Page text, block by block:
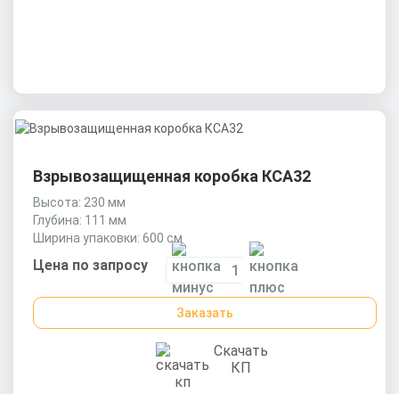
Взрывозащищенная коробка КСА32
Высота: 230 мм
Глубина: 111 мм
Ширина упаковки: 600 см
Цена по запросу
Заказать
Скачать
КП